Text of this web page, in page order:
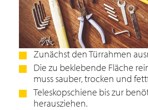
Zunächst den Türrahmen
Die zu beklebende Fläche
muss sauber, trocken und
Teleskopschiene bis zur
herausziehen.